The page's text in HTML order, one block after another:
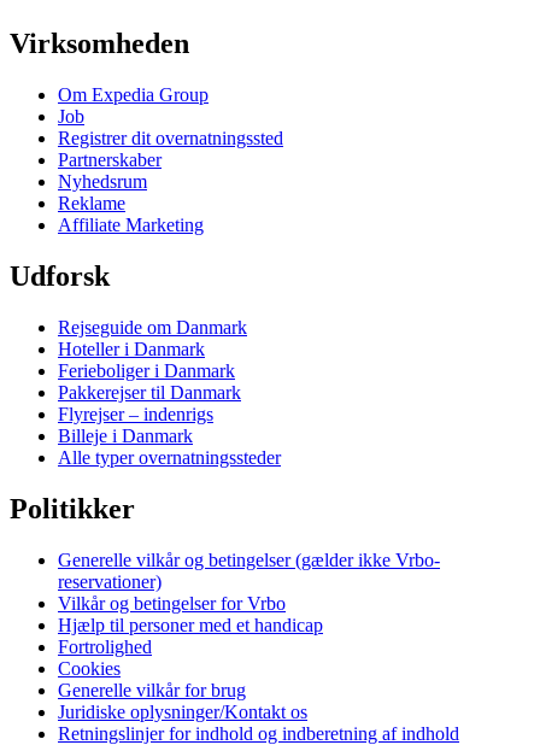
Virksomheden
Om Expedia Group
Job
Registrer dit overnatningssted
Partnerskaber
Nyhedsrum
Reklame
Affiliate Marketing
Udforsk
Rejseguide om Danmark
Hoteller i Danmark
Ferieboliger i Danmark
Pakkerejser til Danmark
Flyrejser – indenrigs
Billeje i Danmark
Alle typer overnatningssteder
Politikker
Generelle vilkår og betingelser (gælder ikke Vrbo-
reservationer)
Vilkår og betingelser for Vrbo
Hjælp til personer med et handicap
Fortrolighed
Cookies
Generelle vilkår for brug
Juridiske oplysninger/Kontakt os
Retningslinjer for indhold og indberetning af indhold